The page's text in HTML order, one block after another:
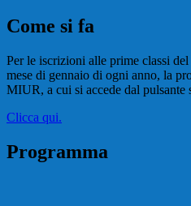
Come si fa
Per le iscrizioni alle prime classi
mese di gennaio di ogni anno, la
MIUR, a cui si accede dal pulsante
Clicca qui.
Programma